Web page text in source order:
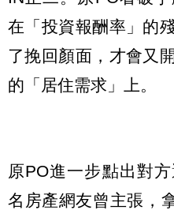
在「投資報酬率」的
了挽回顏面，才會又
的「居住需求」上。
原PO進一步點出對
名房產網友曾主張，